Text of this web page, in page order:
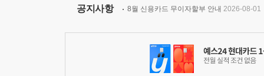
공지사항 8월 신용카드 무이자할부 안내 2026-08-01